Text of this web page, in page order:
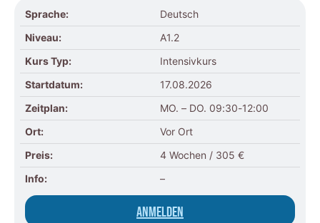
Sprache:
Deutsch
Niveau:
A1.2
Kurs Typ:
Intensivkurs
Startdatum:
17.08.2026
Zeitplan:
MO. – DO. 09:30-12:00
Ort:
Vor Ort
Preis:
4 Wochen / 305 €
Info:
–
Anmelden